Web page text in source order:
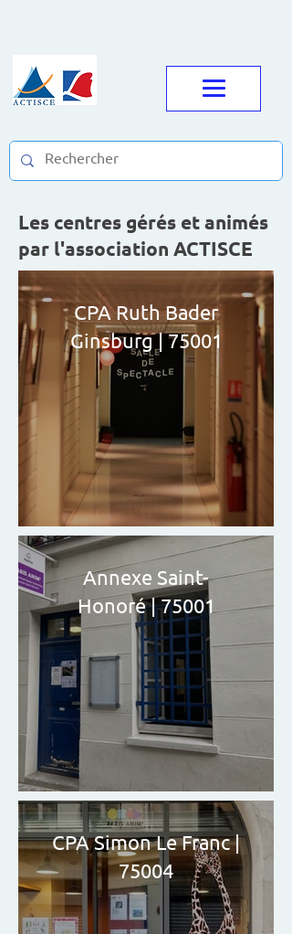
Les centres gérés et animés
par l'association ACTISCE
CPA Ruth Bader
Ginsburg | 75001
Annexe Saint-
Honoré | 75001
CPA Simon Le Franc |
75004